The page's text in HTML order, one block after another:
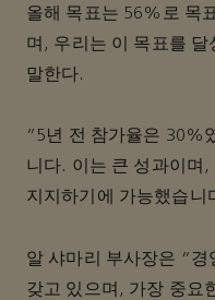
올해 목표는 56%로 목
며, 우리는 이 목표를 달
말한다.
“5년 전 참가율은 30%
니다. 이는 큰 성과이며
지지하기에 가능했습니
알 샤마리 부사장은 “
갖고 있으며, 가장 중요